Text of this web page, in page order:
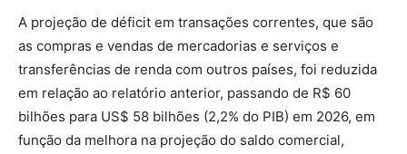
A projeção de déficit em transações correntes, que são
as compras e vendas de mercadorias e serviços e
transferências de renda com outros países, foi reduzida
em relação ao relatório anterior, passando de R$ 60
bilhões para US$ 58 bilhões (2,2% do PIB) em 2026, em
função da melhora na projeção do saldo comercial,